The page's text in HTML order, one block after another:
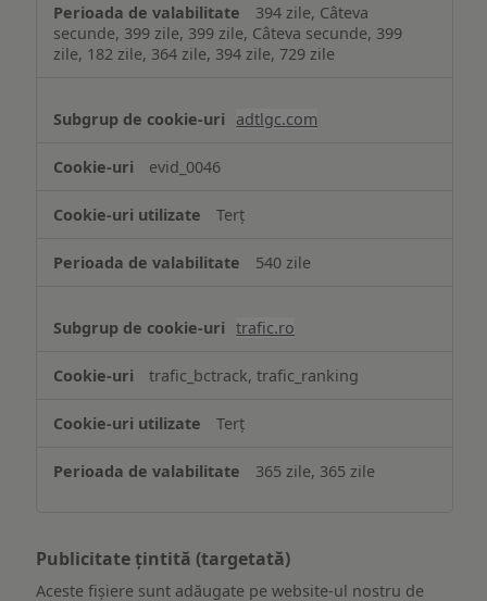
394 zile, Câteva
secunde, 399 zile, 399 zile, Câteva secunde, 399
zile, 182 zile, 364 zile, 394 zile, 729 zile
adtlgc.com
evid_0046
Terț
540 zile
trafic.ro
trafic_bctrack, trafic_ranking
Terț
365 zile, 365 zile
Publicitate țintită (targetată)
Aceste fișiere sunt adăugate pe website-ul nostru de